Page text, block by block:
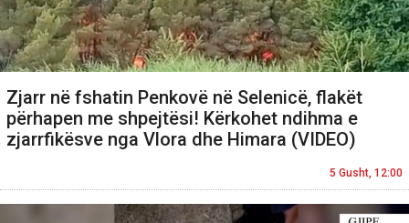
Zjarr në fshatin Penkovë në Selenicë, flakët
përhapen me shpejtësi! Kërkohet ndihma e
zjarrfikësve nga Vlora dhe Himara (VIDEO)
5 Gusht, 12:00